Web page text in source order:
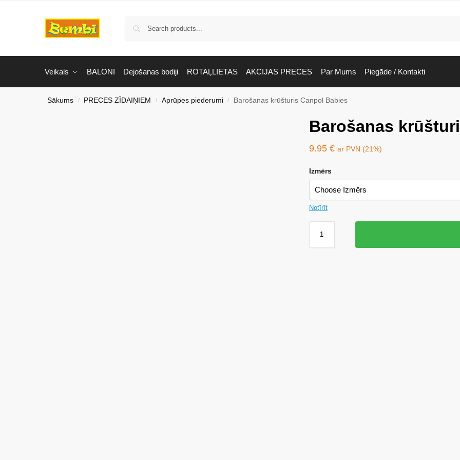
Veikals BALONI Dejošanas bodiji ROTAĻLIETAS AKCIJAS PRECES Par Mums Piegāde / Kontakti
Sākums / PRECES ZĪDAIŅIEM / Aprūpes piederumi / Barošanas krūšturis Canpol Babies
Barošanas
9.95 € ar PVN (21%)
Izmērs
Notīrīt